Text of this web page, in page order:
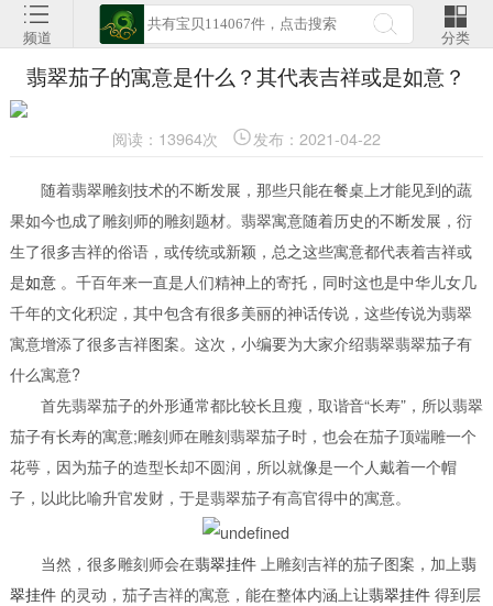
频道 分类
翡翠茄子的寓意是什么？其代表吉祥或是如意？
阅读：13964次 发布：2021-04-22
随着翡翠雕刻技术的不断发展，那些只能在餐桌上才能见到的蔬
果如今也成了雕刻师的雕刻题材。翡翠寓意随着历史的不断发展，衍
生了很多吉祥的俗语，或传统或新颖，总之这些寓意都代表着吉祥或
是如意。千百年来一直是人们精神上的寄托，同时这也是中华儿女几
千年的文化积淀，其中包含有很多美丽的神话传说，这些传说为翡翠
寓意增添了很多吉祥图案。这次，小编要为大家介绍翡翠翡翠茄子有
什么寓意?
首先翡翠茄子的外形通常都比较长且瘦，取谐音“长寿”，所以翡翠
茄子有长寿的寓意;雕刻师在雕刻翡翠茄子时，也会在茄子顶端雕一个
花萼，因为茄子的造型长却不圆润，所以就像是一个人戴着一个帽
子，以此比喻升官发财，于是翡翠茄子有高官得中的寓意。
当然，很多雕刻师会在翡翠挂件上雕刻吉祥的茄子图案，加上翡
翠挂件的灵动，茄子吉祥的寓意，能在整体内涵上让翡翠挂件得到层